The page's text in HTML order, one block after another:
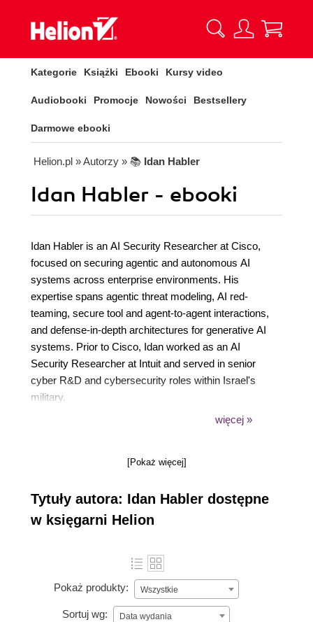
Kategorie Książki Ebooki Kursy video
Audiobooki Promocje Nowości Bestsellery
Darmowe ebooki
Helion.pl » Autorzy » 📚 Idan Habler
Idan Habler - ebooki
Idan Habler is an AI Security Researcher at Cisco,
focused on securing agentic and autonomous AI
systems across enterprise environments. His
expertise spans agentic threat modeling, AI red-
teaming, secure tool and agent-to-agent interactions,
and defense-in-depth architectures for generative AI
systems. Prior to Cisco, Idan worked as an AI
Security Researcher at Intuit and served in senior
cyber R&D and cybersecurity roles within Israel's
military.
Idan holds a Ph.D. in Software and Information
assessment and advanced threats to complex
Securing Agentic Applications initiative and a
founding member of AIVSS. Through OWASP, he
co-authors security standards and guidance
Agent-to-Agent Secure (A2AS) protocol, and
develops practical threat modeling frameworks for
multi-agent AI systems.
A recognized contributor to the AI security
więcej »
[Pokaż więcej]
Tytuły autora: Idan Habler dostępne
w księgarni Helion
Pokaż produkty: Wszystkie
Sortuj wg: Data wydania